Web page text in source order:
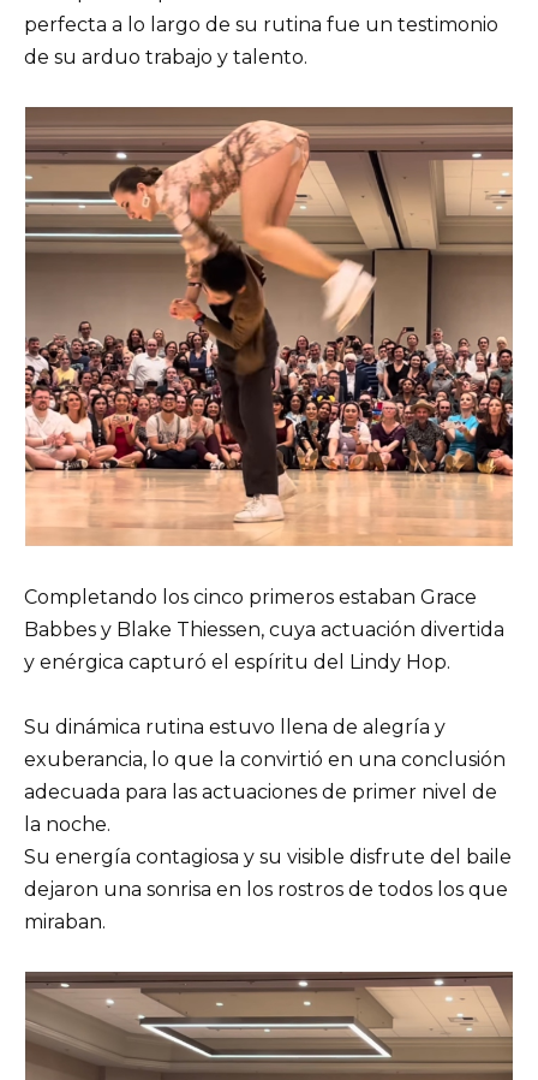
perfecta a lo largo de su rutina fue un testimonio
de su arduo trabajo y talento.
Completando los cinco primeros estaban Grace
Babbes y Blake Thiessen, cuya actuación divertida
y enérgica capturó el espíritu del Lindy Hop.
Su dinámica rutina estuvo llena de alegría y
exuberancia, lo que la convirtió en una conclusión
adecuada para las actuaciones de primer nivel de
la noche.
Su energía contagiosa y su visible disfrute del baile
dejaron una sonrisa en los rostros de todos los que
miraban.